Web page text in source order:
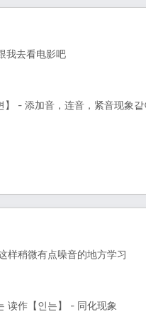
我去看电影吧
- 添加音，连音，紧音现象
样稍微有点噪音的地方学习
读作【인는】 - 同化现象